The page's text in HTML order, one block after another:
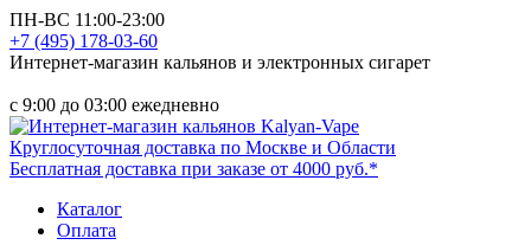
ПН-ВС 11:00-23:00
+7 (495) 178-03-60
Интернет-магазин кальянов и электронных сигарет
с 9:00 до 03:00 ежедневно
Круглосуточная доставка по Москве и Области
Бесплатная доставка при заказе от 4000 руб.*
Каталог
Оплата